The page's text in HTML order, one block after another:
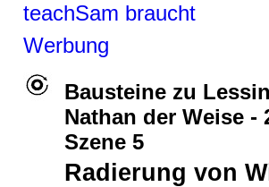
teachSam braucht
Werbung
Bausteine zu
Nathan der Weise -
Szene 5
Radierung von